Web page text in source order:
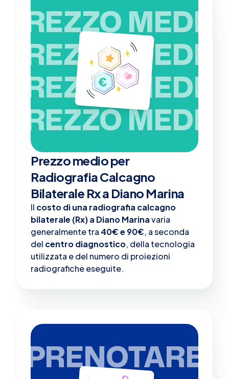
PREZZO MEDIO
PREZZO MEDIO
PREZZO MEDIO
PREZZO MEDIO
Prezzo medio per
Radiografia Calcagno
Bilaterale Rx a Diano Marina
Il costo di una radiografia calcagno
bilaterale (Rx) a Diano Marinavaria
generalmente tra 40€ e 90€, a seconda
del centro diagnostico, della tecnologia
utilizzata e del numero di proiezioni
radiografiche eseguite.
PRENOTARE